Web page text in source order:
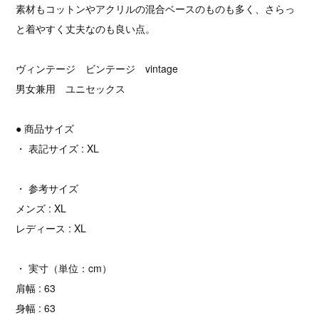
素材もコットンやアクリルの混合ベースのものも多く、さらっ
と着やすく丈夫なのも良い点。
ヴィンテージ ビンテージ vintage
男女兼用 ユニセックス
● 商品サイズ
・ 表記サイズ : XL
・ 参考サイズ
メンズ : XL
レディース : XL
・ 実寸（単位：cm）
肩幅 : 63
身幅 : 63